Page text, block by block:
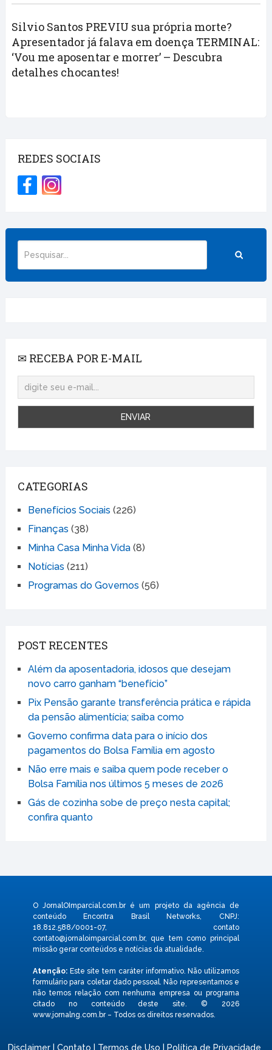
Silvio Santos PREVIU sua própria morte?
Apresentador já falava em doença TERMINAL:
‘Vou me aposentar e morrer’ – Descubra
detalhes chocantes!
REDES SOCIAIS
✉ RECEBA POR E-MAIL
CATEGORIAS
Benefícios Sociais (226)
Finanças (38)
Minha Casa Minha Vida(8)
Notícias (211)
Programas do Governos (56)
POST RECENTES
Além da aposentadoria, idosos que desejam
novo carro ganham “benefício”
Pix Pensão garante transferência prática e rápida
da pensão alimentícia; saiba como
Governo confirma data para o início dos
pagamentos do Bolsa Família em agosto
Não erre mais e saiba quem pode receber o
Bolsa Família nos últimos 5 meses de 2026
Gás de cozinha sobe de preço nesta capital;
confira quanto
O JornalOImparcial.com.br é um projeto da agência de
conteúdo Encontra Brasil Networks, CNPJ:
18.812.588/0001-07, contato
contato@jornaloimparcial.com.br, que tem como principal
missão gerar conteúdos e notícias da atualidade.
Atenção:Este site tem caráter informativo. Não utilizamos
formulário para coletar dado pessoal. Não representamos e
não temos relação com nenhuma empresa ou programa
citado no conteúdo deste site. © 2026
www.jornalng.com.br – Todos os direitos reservados.
Disclaimer |Contato Termos de Uso Política de Privacidade